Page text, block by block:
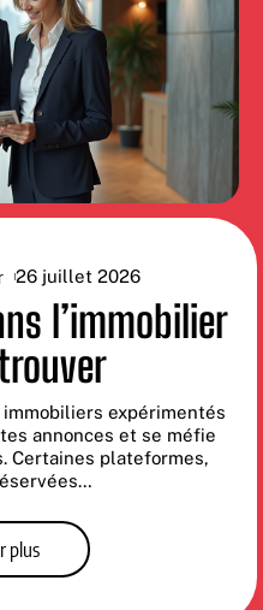
26 juillet 2026
l’immobilier
expérimentés
annonces et se méfie
Certaines plateformes,
…
plus